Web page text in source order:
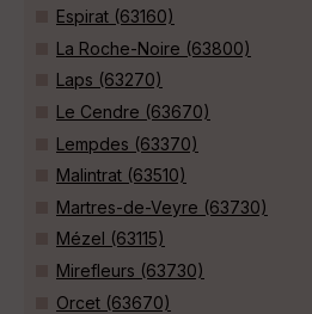
Espirat (63160)
La Roche-Noire (63800)
Laps (63270)
Le Cendre (63670)
Lempdes (63370)
Malintrat (63510)
Martres-de-Veyre (63730)
Mézel (63115)
Mirefleurs (63730)
Orcet (63670)